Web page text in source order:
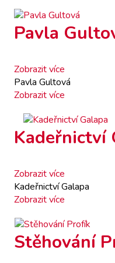
Pavla
Zobrazit více
Pavla Gultová
Zobrazit více
Kadeřnictví
Zobrazit více
Kadeřnictví Galapa
Zobrazit více
Stěhování